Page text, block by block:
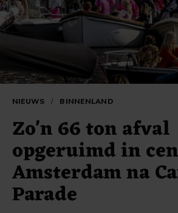
NIEUWS / BINNENLAND
Zo'n 66 ton afval
opgeruimd in
Amsterdam na
Parade